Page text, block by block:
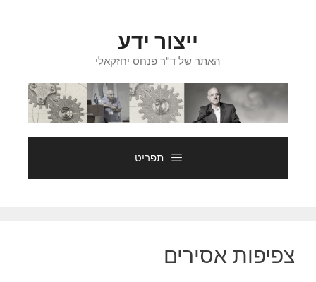
ייצור ידע
האתר של ד"ר פנחס יחזקאלי
תפריט
צפיפות אסירים